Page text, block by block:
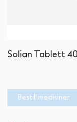
Solian Tablett
Bestill medisiner
til
bildegalleri